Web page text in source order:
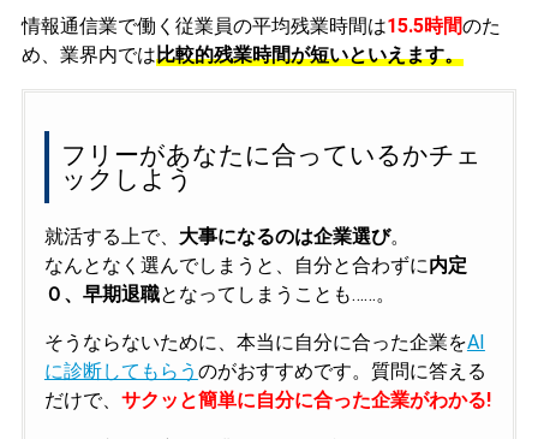
情報通信業で働く従業員の平均残業時間は15.5時間のた
め、業界内では比較的残業時間が短いといえます。
フリーがあなたに合っているかチェ
ックしよう
就活する上で、 大事になるのは企業選び。
なんとなく選んでしまうと、自分と合わずに内定
０、早期退職となってしまうことも……。
そうならないために、本当に自分に合った企業をAI
に診断してもらう のがおすすめです。質問に答える
だけで、 サクッと簡単に自分に合った企業がわかる!